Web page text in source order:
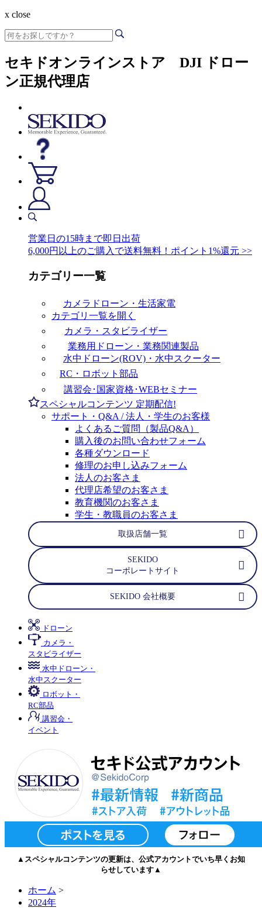
x close
セキドオンラインストア DJI ドロー
ン正規代理店
営業日の15時まで即日出荷
6,000円以上のご購入で送料無料！ポイント1%還元 >>
カテゴリー一覧
カメラドローン・生活家電
カテゴリ一覧を開く
カメラ・スタビライザー
業務用ドローン・業務関連製品
水中ドローン(ROV)・水中スクーター
RC・ロボット部品
講習会･国家資格･WEBセミナー
スペシャルコンテンツ 定期配信!
サポート・Q&A / 法人・学生のお客様
よくあるご質問（製品Q&A）
購入後のお問い合わせフォーム
各種ダウンロード
修理のお申し込みフォーム
法人のお客さま
代理店希望のお客さま
教育機関のお客さま
学生・教職員のお客さま
取扱店舗一覧
SEKIDO
コーポレートサイト
SEKIDO 会社概要
ドローン
カメラ・
スタビライザー
水中ドローン・
水中スクーター
ロボット・
RC部品
講習会・
イベント
▲スペシャルコンテンツの更新は、公式アカウントでいち早くお知
らせしています▲
ホーム >
2024年